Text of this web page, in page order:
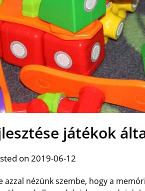
játékok
on 2019-06-12
nézünk szembe, hogy a